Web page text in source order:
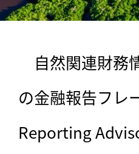
自然関連財務
の金融報告フレ
Reporting